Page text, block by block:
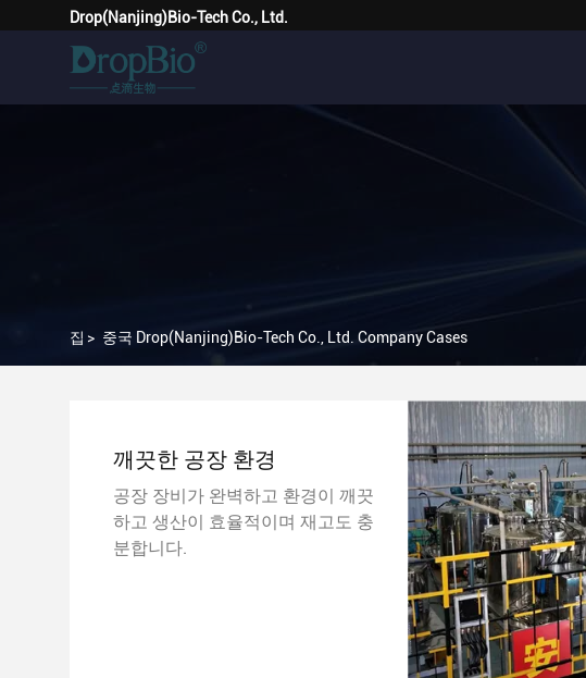
Drop(Nanjing)Bio-Tech Co., Ltd.
집 > 중국 Drop(Nanjing)Bio-Tech Co., Ltd. Company Cases
깨끗한 공장 환경
공장 장비가 완벽하고 환경이 깨끗
하고 생산이 효율적이며 재고도 충
분합니다.